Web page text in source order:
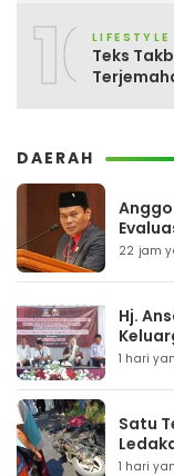
10LIFESTYLE
Teks
DAERAH
22 jam
Hj.
1 hari
Satu
1 hari